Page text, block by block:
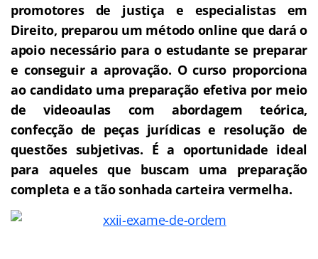
promotores de justiça e especialistas em
Direito, preparou um método online que dará o
apoio necessário para o estudante se preparar
e conseguir a aprovação. O curso proporciona
ao candidato uma preparação efetiva por meio
de videoaulas com abordagem teórica,
confecção de peças jurídicas e resolução de
questões subjetivas. É a oportunidade ideal
para aqueles que buscam uma preparação
completa e a tão sonhada carteira vermelha.